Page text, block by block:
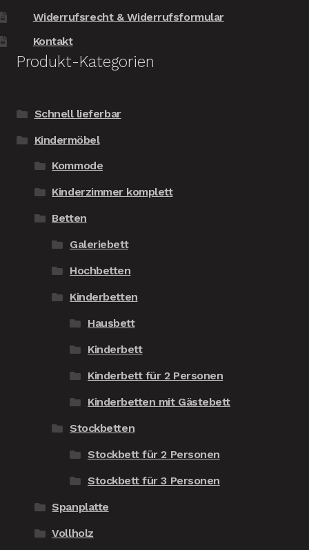
Widerrufsrecht & Widerrufsformular
Kontakt
Produkt-Kategorien
Schnell lieferbar
Kindermöbel
Kommode
Kinderzimmer komplett
Betten
Galeriebett
Hochbetten
Kinderbetten
Hausbett
Kinderbett
Kinderbett für 2 Personen
Kinderbetten mit Gästebett
Stockbetten
Stockbett für 2 Personen
Stockbett für 3 Personen
Spanplatte
Vollholz